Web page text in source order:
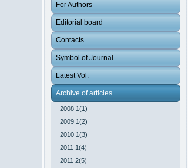
For Authors
Editorial board
Contacts
Symbol of Journal
Latest Vol.
Archive of articles
2008 1(1)
2009 1(2)
2010 1(3)
2011 1(4)
2011 2(5)